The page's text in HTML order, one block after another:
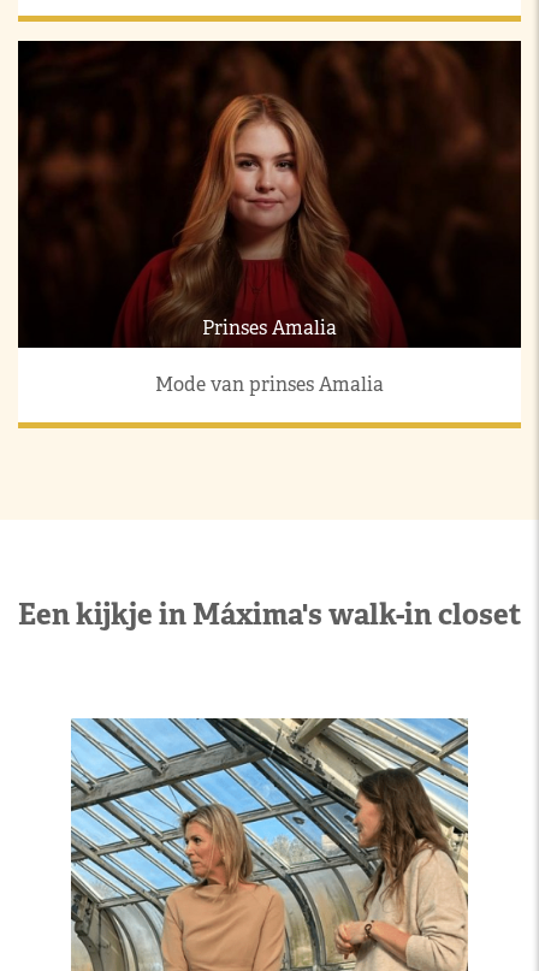
Prinses Amalia
Mode van prinses Amalia
Een kijkje in Máxima's walk-in closet